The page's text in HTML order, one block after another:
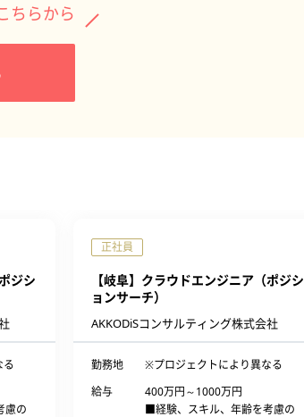
ちらから
ジシ
る
慮の
正社員
【岐阜】クラウドエンジニア（ポジシ
ョンサーチ）
AKKODiSコンサルティング株式会社
勤務地
※プロジェクトにより異なる
給与
400万円～1000万円
■経験、スキル、年齢を考慮の